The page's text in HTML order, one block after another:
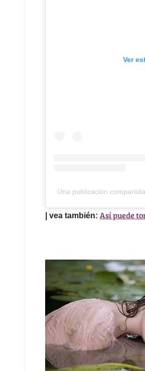
Ver
Una publicación
| vea también: Así puede